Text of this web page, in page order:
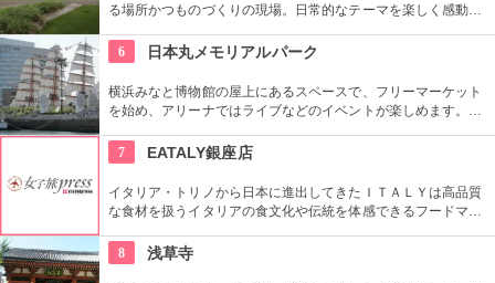
る場所かつものづくりの現場。日常的なテーマを楽しく感動的
6
日本丸メモリアルパーク
横浜みなと博物館の屋上にあるスペースで、フリーマーケット
を始め、アリーナではライブなどのイベントが楽しめます。も
財に指定されています。
7 EATALY銀座店
イタリア・トリノから日本に進出してきたＩＴＡＬＹは高品質
な食材を扱うイタリアの食文化や伝統を体感できるフードマー
堪能することもできます。
8 浅草寺